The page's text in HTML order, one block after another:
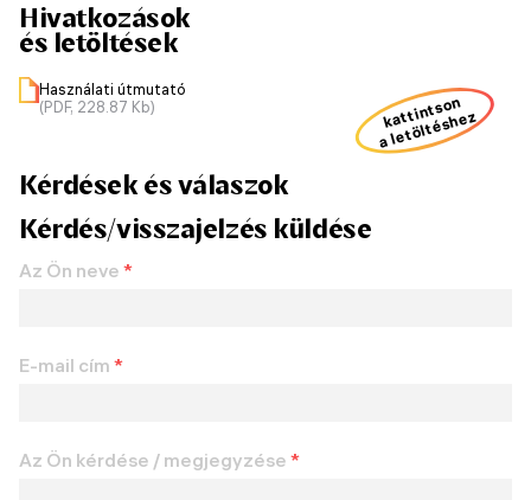
Hivatkozások
és letöltések
Használati útmutató
(PDF, 228.87 Kb)
kattintson
a letöltéshez
Kérdések és válaszok
Kérdés/visszajelzés küldése
Az Ön neve *
E-mail cím *
Az Ön kérdése / megjegyzése *